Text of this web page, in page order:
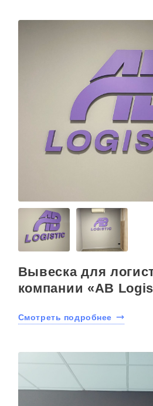
Вывеска для
компании «AB
Смотреть подробнее